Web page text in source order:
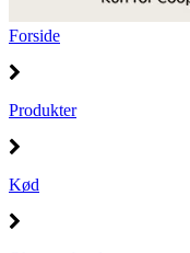
Forside
Produkter
Kød